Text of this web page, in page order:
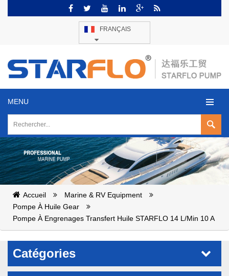
FRANÇAIS
MENU
Accueil
Marine & RV Equipment
Pompe À Huile Gear
Pompe À Engrenages Transfert Huile STARFLO 14 L/min 10 A
Catégories